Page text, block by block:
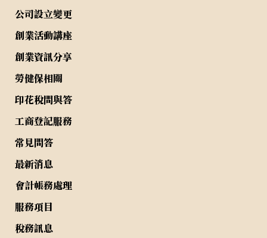
公司設立變更
創業活動講座
創業資訊分享
勞健保相關
印花稅問與答
工商登記服務
常見問答
最新消息
會計帳務處理
服務項目
稅務訊息